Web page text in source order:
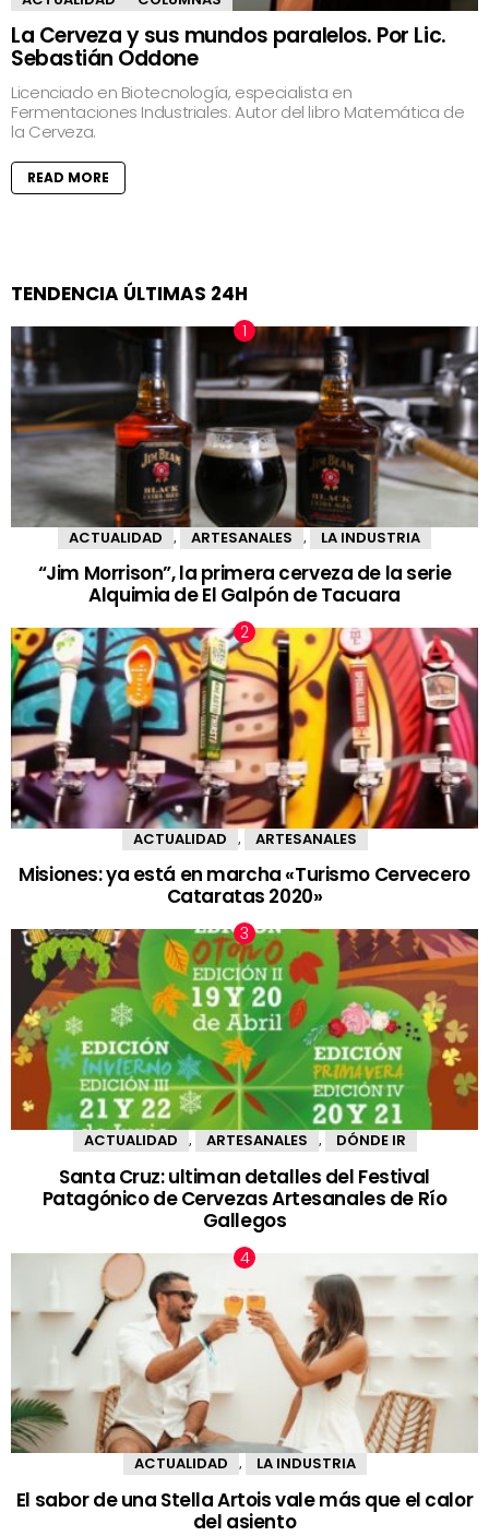
La Cerveza y sus mundos paralelos. Por Lic.
Sebastián Oddone
Licenciado en Biotecnología, especialista en
Fermentaciones Industriales. Autor del libro Matemática de
la Cerveza.
READ MORE
TENDENCIA ÚLTIMAS 24H
ACTUALIDAD ARTESANALES LA INDUSTRIA
“Jim Morrison”, la primera cerveza de la serie
Alquimia de El Galpón de Tacuara
ACTUALIDAD , ARTESANALES
Misiones: ya está en marcha «Turismo Cervecero
Cataratas 2020»
ACTUALIDAD , ARTESANALES , DÓNDE IR
Santa Cruz: ultiman detalles del Festival
Patagónico de Cervezas Artesanales de Río
Gallegos
ACTUALIDAD , LA INDUSTRIA
El sabor de una Stella Artois vale más que el calor
del asiento